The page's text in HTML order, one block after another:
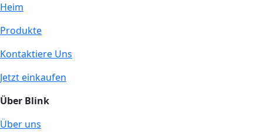
Heim
Produkte
Kontaktiere Uns
Jetzt einkaufen
Über Blink
Über uns